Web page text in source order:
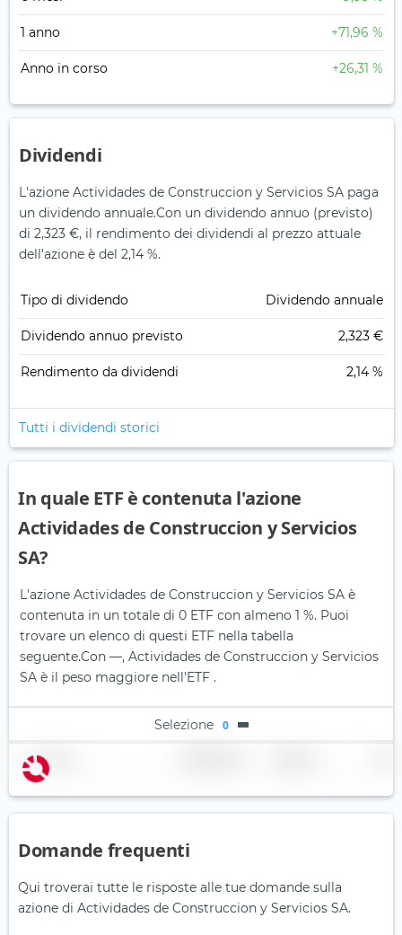
1 anno +71,96 %
Anno in corso +26,31 %
Dividendi
L'azione Actividades de Construccion y Servicios SA paga
un dividendo annuale.Con un dividendo annuo (previsto)
di 2,323 €, il rendimento dei dividendi al prezzo attuale
dell'azione è del 2,14 %.
Tipo di dividendo Dividendo annuale
Dividendo annuo previsto 2,323 €
Rendimento da dividendi 2,14 %
Tutti i dividendi storici
In quale ETF è contenuta l'azione
Actividades de Construccion y Servicios
SA?
L'azione Actividades de Construccion y Servicios SA è
contenuta in un totale di 0 ETF con almeno 1 %. Puoi
trovare un elenco di questi ETF nella tabella
seguente.Con —, Actividades de Construccion y Servicios
SA è il peso maggiore nell'ETF .
Selezione 0
Nome
Domande frequenti
Qui troverai tutte le risposte alle tue domande sulla
azione di Actividades de Construccion y Servicios SA.